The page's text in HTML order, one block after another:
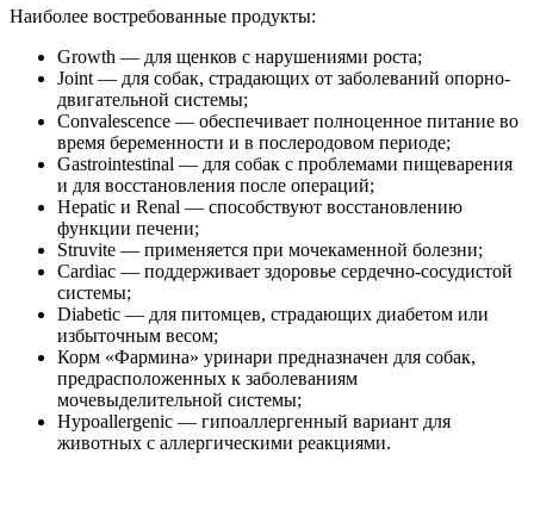
Наиболее востребованные продукты:
Growth — для щенков с нарушениями роста;
Joint — для собак, страдающих от заболеваний опорно-
двигательной системы;
Convalescence — обеспечивает полноценное питание во
время беременности и в послеродовом периоде;
Gastrointestinal — для собак с проблемами пищеварения
и для восстановления после операций;
Hepatic и Renal — способствуют восстановлению
функции печени;
Struvite — применяется при мочекаменной болезни;
Cardiac — поддерживает здоровье сердечно-сосудистой
системы;
Diabetic — для питомцев, страдающих диабетом или
избыточным весом;
Корм «Фармина» уринари предназначен для собак,
предрасположенных к заболеваниям
мочевыделительной системы;
Hypoallergenic — гипоаллергенный вариант для
животных с аллергическими реакциями.